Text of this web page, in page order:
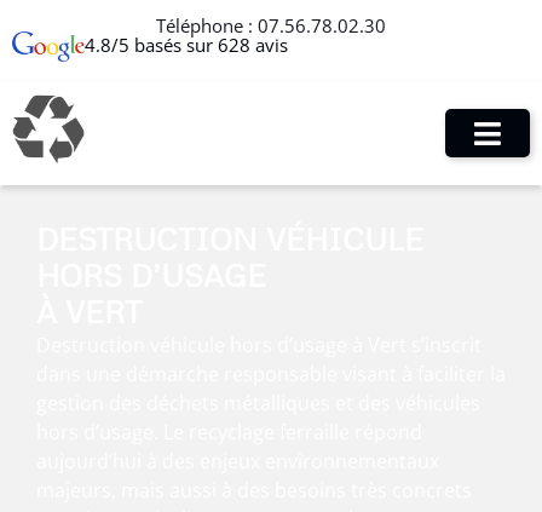
Téléphone : 07.56.78.02.30
4.8/5 basés sur 628 avis